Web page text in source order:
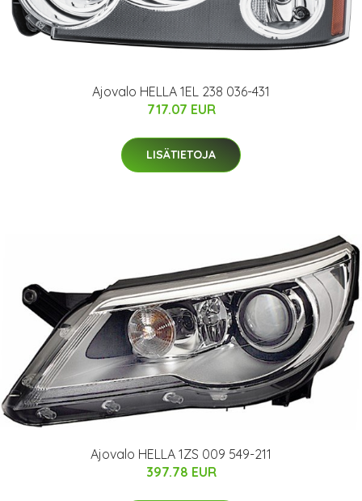
Ajovalo HELLA 1EL 238 036-431
717.07 EUR
LISÄTIETOJA
Ajovalo HELLA 1ZS 009 549-211
397.78 EUR